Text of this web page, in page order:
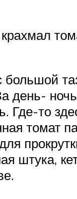
день-
то
томат